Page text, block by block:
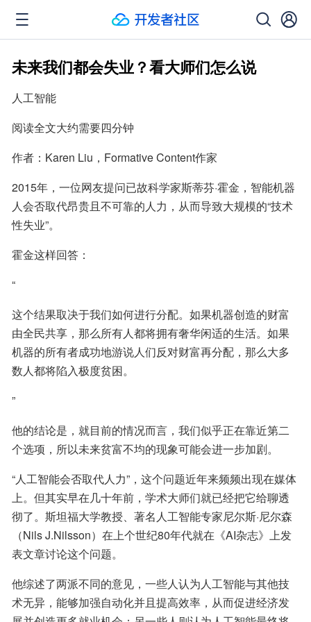
未来我们都会失业？看大师们怎么说
人工智能
阅读全文大约需要四分钟
作者：Karen Liu，Formative Content作家
2015年，一位网友提问已故科学家斯蒂芬·霍金，智能机器
人会否取代昂贵且不可靠的人力，从而导致大规模的“技术
性失业”。
霍金这样回答：
“
这个结果取决于我们如何进行分配。如果机器创造的财富
由全民共享，那么所有人都将拥有奢华闲适的生活。如果
机器的所有者成功地游说人们反对财富再分配，那么大多
数人都将陷入极度贫困。
”
他的结论是，就目前的情况而言，我们似乎正在靠近第二
个选项，所以未来贫富不均的现象可能会进一步加剧。
“人工智能会否取代人力”，这个问题近年来频频出现在媒体
上。但其实早在几十年前，学术大师们就已经把它给聊透
彻了。斯坦福大学教授、著名人工智能专家尼尔斯·尼尔森
（Nils J.Nilsson）在上个世纪80年代就在《AI杂志》上发
表文章讨论这个问题。
他综述了两派不同的意见，一些人认为人工智能与其他技
术无异，能够加强自动化并且提高效率，从而促进经济发